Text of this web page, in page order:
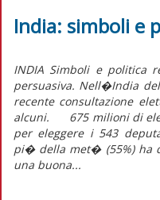
India: simboli e
INDIA Simboli e politica
persuasiva. Nell�India
recente consultazione
alcuni. 675 milioni di
per eleggere i 543
pi� della met� (55%) ha
una buona...